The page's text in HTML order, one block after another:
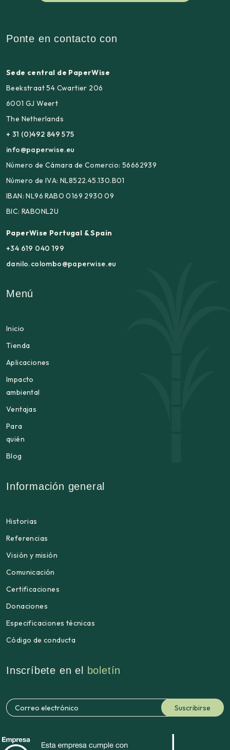
Ponte en contacto con
Sede central de PaperWise
Beekstraat 54 Cwartier 206
6001 GJ Weert
The Netherlands
+ 31 (0)492 849 575
info@paperwise.eu
Número de Cámara de Comercio: 56662939
Número de IVA: NL8522.45.130.B01
IBAN: NL96 RABO 0169 2930 09
BIC: RABONL2U
PaperWise Portugal & Spain
+34 619 040 199
danilo.colombo@paperwise.eu
Menú
Inicio
Tienda
Aplicaciones
Impacto
ambiental
Ventajas
Para
quién
Blog
Información general
Historias
Referencias
Visión y misión
Comunicación
Certificaciones
Donaciones
Especificaciones técnicas
Código de conducta
Inscríbete en el boletín